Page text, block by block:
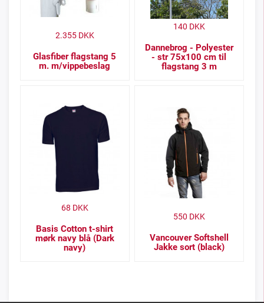
Glasfiber flagstang 5
m. m/vippebeslag
2.355DKK
Dannebrog - Polyester
- str 75x100 cm til
flagstang 3 m
140 DKK
Basis Cotton t-shirt
mørk navy blå (Dark
navy)
68 DKK
Vancouver Softshell
Jakke sort (black)
550 DKK